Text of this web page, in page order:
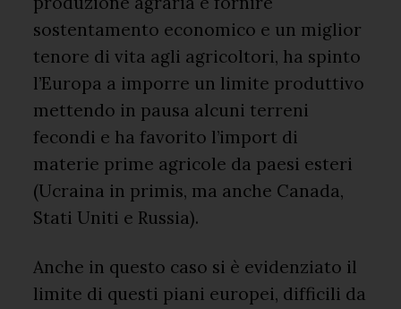
sostentamento economico e un miglior
tenore di vita agli agricoltori, ha spinto
l’Europa a imporre un limite produttivo
mettendo in pausa alcuni terreni
fecondi e ha favorito l’import di
materie prime agricole da paesi esteri
(Ucraina in primis, ma anche Canada,
Stati Uniti e Russia).
Anche in questo caso si è evidenziato il
limite di questi piani europei, difficili da